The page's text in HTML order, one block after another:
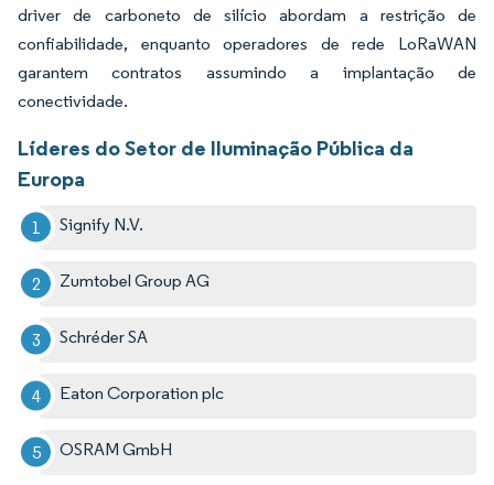
driver de carboneto de silício abordam a restrição de
confiabilidade, enquanto operadores de rede LoRaWAN
garantem contratos assumindo a implantação de
conectividade.
Líderes do Setor de Iluminação Pública da
Europa
Signify N.V.
Zumtobel Group AG
Schréder SA
Eaton Corporation plc
OSRAM GmbH